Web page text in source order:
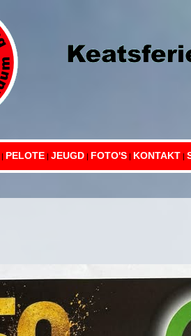
| PELOTE | JEUGD | FOTO'S | KONTAKT |